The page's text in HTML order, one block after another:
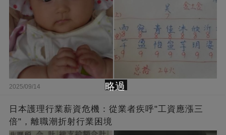
2025/09/14
日本護理行業薪資危機：從業者疾呼"工資應漲三
倍"，離職潮折射行業困境
略過